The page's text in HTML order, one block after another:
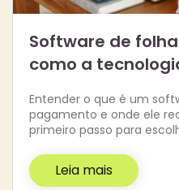
Software de
como a
Entender o que é um
pagamento e onde ele
primeiro passo para
Leia mais